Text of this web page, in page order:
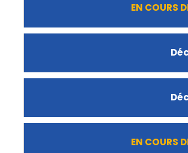
EN COURS
EN COURS